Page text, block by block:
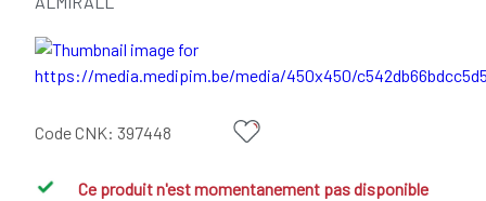
Code CNK: 397448
Ce produit n'est momentanement pas disponible